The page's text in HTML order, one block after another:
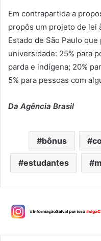
Em contrapartida a
propôs um projeto de lei
Estado de São Paulo
universidade: 25% para
parda e indígena; 20%
5% para pessoas com
Da Agência Brasil
bônus
estudantes